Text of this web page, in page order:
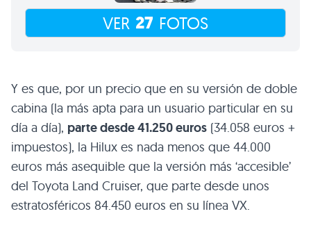
VER 27 FOTOS
Y es que, por un precio que en su versión de doble
cabina (la más apta para un usuario particular en su
día a día), parte desde 41.250 euros (34.058 euros +
impuestos), la Hilux es nada menos que 44.000
euros más asequible que la versión más ‘accesible’
del Toyota Land Cruiser, que parte desde unos
estratosféricos 84.450 euros en su línea VX.